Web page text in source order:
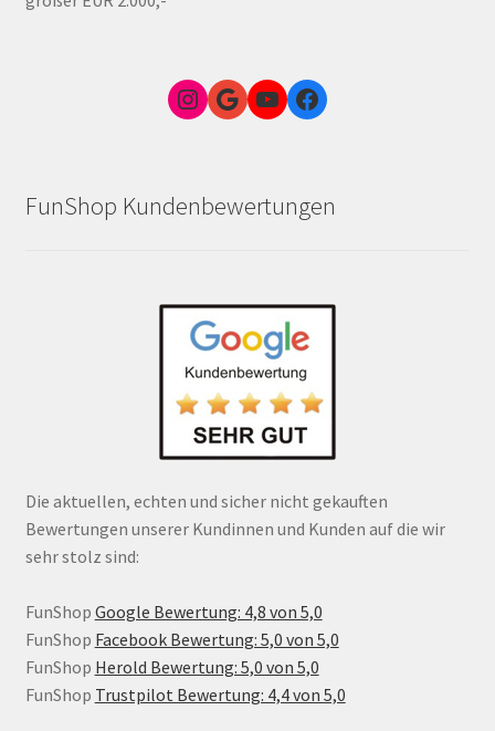
Instagram
Google Link zum FunShop WienYouTubeFacebook
FunShop Kundenbewertungen
Die aktuellen, echten und sicher nicht gekauften
Bewertungen unserer Kundinnen und Kunden auf die wir
sehr stolz sind:
FunShop Google Bewertung: 4,8 von 5,0
FunShop Facebook Bewertung: 5,0 von 5,0
FunShop Herold Bewertung: 5,0 von 5,0
FunShop Trustpilot Bewertung: 4,4 von 5,0